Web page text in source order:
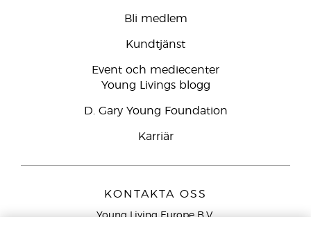
Bli medlem
Kundtjänst
Event och mediecenter
Young Livings blogg
D. Gary Young Foundation
Karriär
KONTAKTA OSS
Young Living Europe B.V.